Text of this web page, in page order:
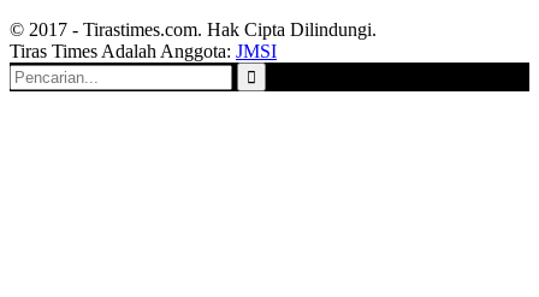
© 2017 - Tirastimes.com. Hak Cipta Dilindungi.
Tiras Times Adalah Anggota: JMSI